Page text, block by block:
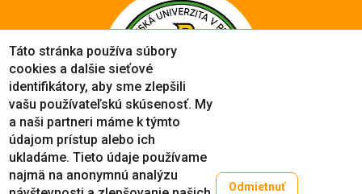
Táto stránka používa súbory
cookies a dalšie sieťové
identifikátory, aby sme zlepšili
vašu používateľskú skúsenosť. My
a naši partneri máme k týmto
údajom prístup alebo ich
ukladáme. Tieto údaje používame
najmä na anonymnú analýzu
Odmietnuť